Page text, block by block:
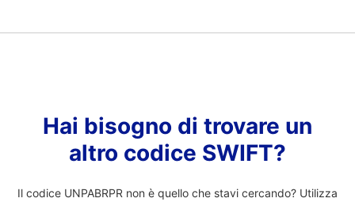
Hai bisogno di trovare un
altro codice SWIFT?
Il codice UNPABRPR non è quello che stavi cercando? Utilizza